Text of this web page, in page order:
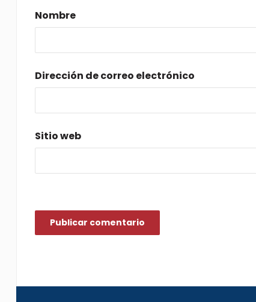
Nombre
Dirección de correo electrónico
Sitio web